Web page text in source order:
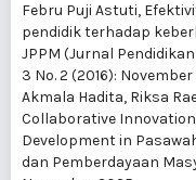
Febru Puji Astuti,
pendidik terhadap
JPPM (Jurnal
3 No. 2 (2016): November
Akmala Hadita, Riksa
Collaborative
Development in
dan Pemberdayaan